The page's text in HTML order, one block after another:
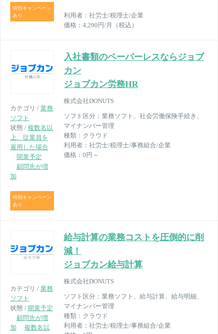
特別キャンペーン
あり
利用者： 社労士/税理士/企業
価格： 4,290円/月（税込）
カテゴリ / 業務
ソフト
状態 / 複数名以
上、従業員を
雇用した場合
開業予定
顧問先が増
加
特別キャンペーン
あり
入社書類のペーパーレスならジョブ
カン
ジョブカン労務HR
株式会社DONUTS
ソフト区分： 業務ソフト、社会労働保険手続き、
マイナンバー管理
種類： クラウド
利用者： 社労士/税理士/事務組合/企業
価格： 0円～
カテゴリ / 業務
ソフト
状態 / 開業予定
顧問先が増
加
複数名以
給与計算の業務コストを圧倒的に削
減！
ジョブカン給与計算
株式会社DONUTS
ソフト区分： 業務ソフト、給与計算、給与明細、
マイナンバー管理
種類： クラウド
利用者： 社労士/税理士/事務組合/企業